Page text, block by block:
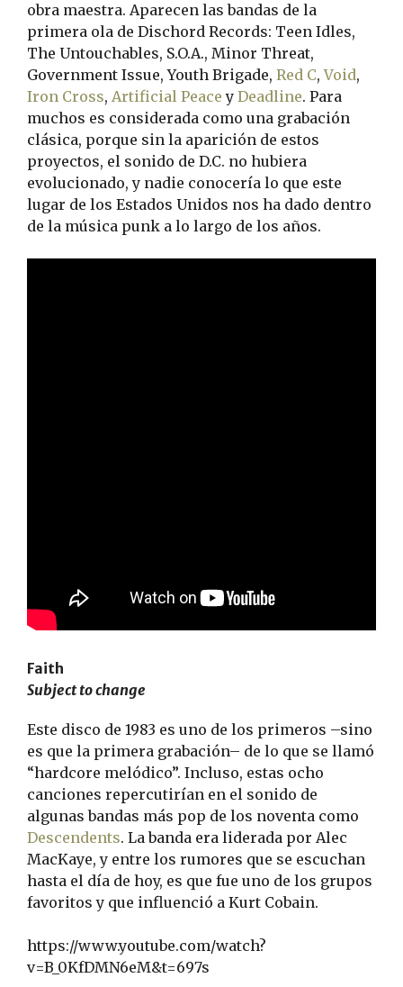
obra maestra. Aparecen las bandas de la
primera ola de Dischord Records: Teen Idles,
The Untouchables, S.O.A., Minor Threat,
Government Issue, Youth Brigade, Red C,Void,
Iron Cross, Artificial Peace y Deadline. Para
muchos es considerada como una grabación
clásica, porque sin la aparición de estos
proyectos, el sonido de D.C. no hubiera
evolucionado, y nadie conocería lo que este
lugar de los Estados Unidos nos ha dado dentro
de la música punk a lo largo de los años.
Faith
Subject to change
Este disco de 1983 es uno de los primeros –sino
es que la primera grabación– de lo que se llamó
“hardcore melódico”. Incluso, estas ocho
canciones repercutirían en el sonido de
algunas bandas más pop de los noventa como
Descendents. La banda era liderada por Alec
MacKaye, y entre los rumores que se escuchan
hasta el día de hoy, es que fue uno de los grupos
favoritos y que influenció a Kurt Cobain.
https://www.youtube.com/watch?
v=B_0KfDMN6eM&t=697s